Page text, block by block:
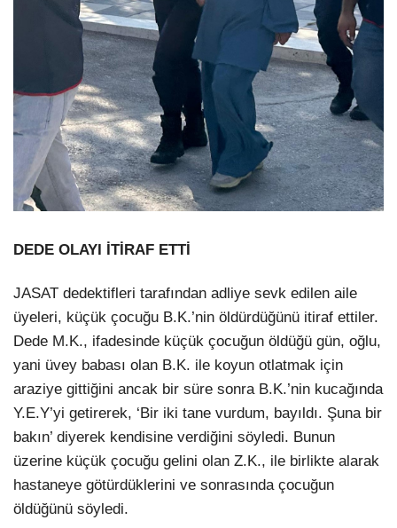
DEDE OLAYI İTİRAF ETTİ
JASAT dedektifleri tarafından adliye sevk edilen aile
üyeleri, küçük çocuğu B.K.’nin öldürdüğünü itiraf ettiler.
Dede M.K., ifadesinde küçük çocuğun öldüğü gün, oğlu,
yani üvey babası olan B.K. ile koyun otlatmak için
araziye gittiğini ancak bir süre sonra B.K.’nin kucağında
Y.E.Y’yi getirerek, ‘Bir iki tane vurdum, bayıldı. Şuna bir
bakın’ diyerek kendisine verdiğini söyledi. Bunun
üzerine küçük çocuğu gelini olan Z.K., ile birlikte alarak
hastaneye götürdüklerini ve sonrasında çocuğun
öldüğünü söyledi.